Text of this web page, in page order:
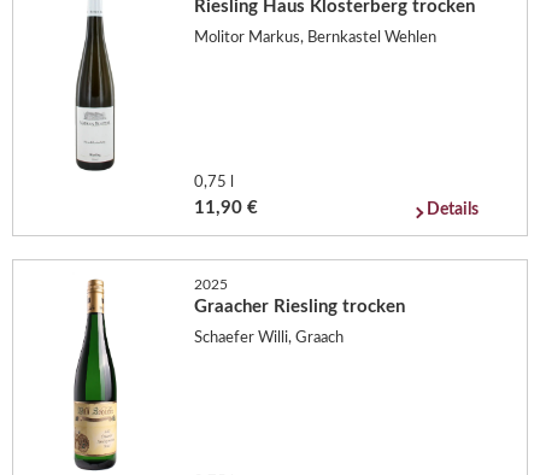
Riesling Haus Klosterberg trocken
Molitor Markus, Bernkastel Wehlen
0,75 l
11,90 € Details
2025
Graacher Riesling trocken
Schaefer Willi, Graach